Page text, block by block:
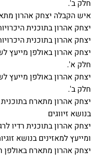
חלק ב'.
איש הקבלה יצחק אהרון
יצחק אהרון בתוכנית
יצחק אהרון בתוכנית
יצחק אהרון באולפן מייעץ
חלק א'.
יצחק אהרון באולפן מייעץ
חלק ב'.
יצחק אהרון מתארח בתוכנית
בנושא זיווגים
יצחק אהרון בתוכנית רדיו
ומייעץ למאזינים בנושא
יצחק אהרון מתארח באולפן